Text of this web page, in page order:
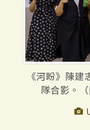
《河盼》陳
隊合影。